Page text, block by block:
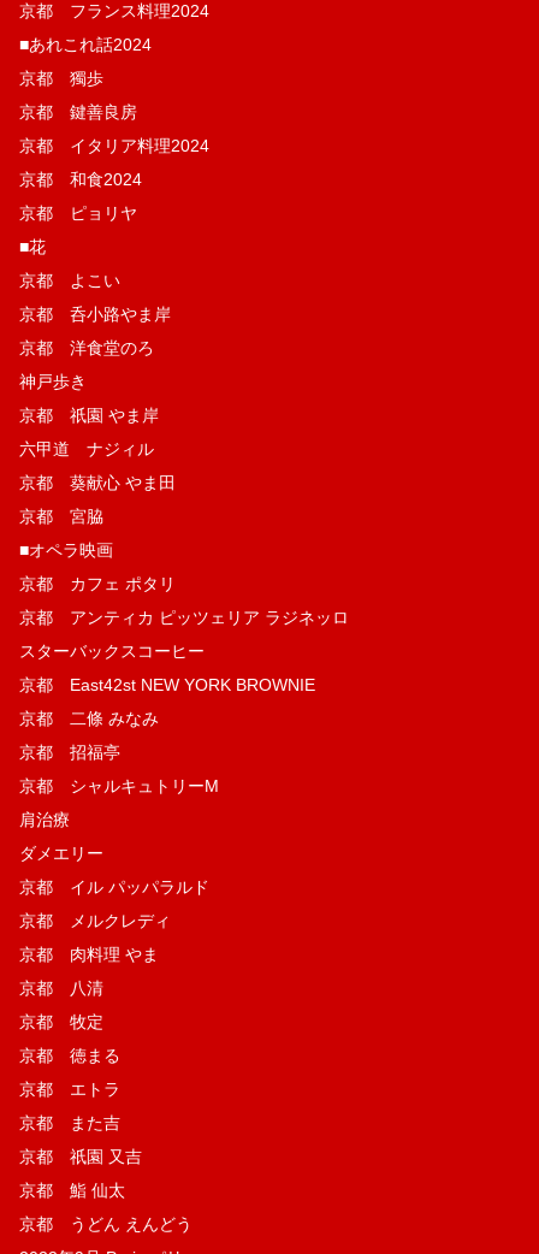
京都 フランス料理2024
■あれこれ話2024
京都 獨歩
京都 鍵善良房
京都 イタリア料理2024
京都 和食2024
京都 ピョリヤ
■花
京都 よこい
京都 呑小路やま岸
京都 洋食堂のろ
神戸歩き
京都 祇園 やま岸
六甲道 ナジィル
京都 葵献心 やま田
京都 宮脇
■オペラ映画
京都 カフェ ポタリ
京都 アンティカ ピッツェリア ラジネッロ
スターバックスコーヒー
京都 East42st NEW YORK BROWNIE
京都 二條 みなみ
京都 招福亭
京都 シャルキュトリーM
肩治療
ダメエリー
京都 イル パッパラルド
京都 メルクレディ
京都 肉料理 やま
京都 八清
京都 牧定
京都 徳まる
京都 エトラ
京都 また吉
京都 祇園 又吉
京都 鮨 仙太
京都 うどん えんどう